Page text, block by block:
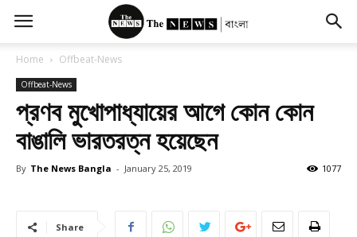
Home Offbeat-News
Offbeat-News
প্রণব মুখোপাধ্যায়ের আগে কোন কোন
বাঙালি ভারতরত্ন হয়েছেন
By The News Bangla - January 25, 2019 1077
Share